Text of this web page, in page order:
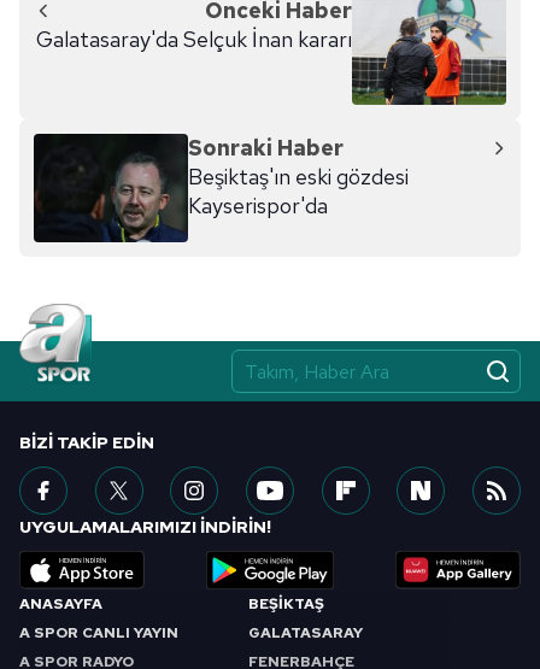
Önceki Haber
Galatasaray'da Selçuk İnan kararı
Sonraki Haber
Beşiktaş'ın eski gözdesi
Kayserispor'da
ANASAYFA
A SPOR CANLI YAYIN
A SPOR RADYO
BEŞİKTAŞ
GALATASARAY
FENERBAHÇE
BIZI TAKIP EDIN
UYGULAMALARIMIZI İNDİRİN!